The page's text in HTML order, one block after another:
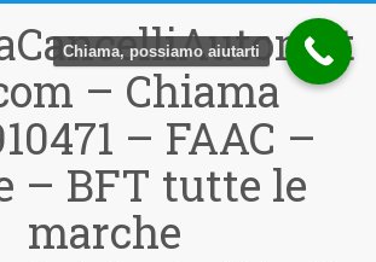
– Chiama
– FAAC –
– BFT tutte le
marche
Chiama, possiamo aiutarti